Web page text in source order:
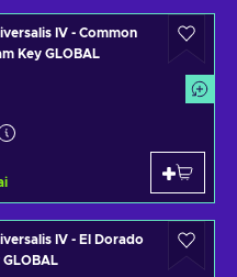
IV - Common
Key GLOBAL
IV - El Dorado